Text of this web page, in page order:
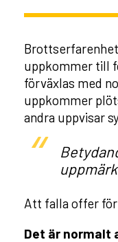
uppkommer till
förväxlas med
uppkommer
andra uppvisar
Att falla offer
Det är normalt